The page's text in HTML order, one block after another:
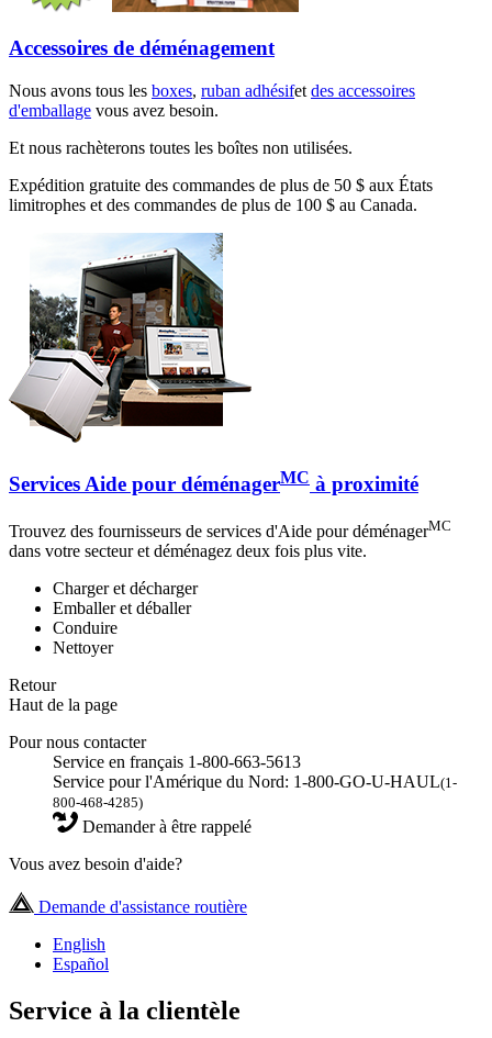
Accessoires de déménagement
Nous avons tous les boxes, ruban adhésifet des accessoires
d'emballage vous avez besoin.
Et nous rachèterons toutes les boîtes non utilisées.
Expédition gratuite des commandes de plus de 50 $ aux États
limitrophes et des commandes de plus de 100 $ au Canada.
Services Aide pour déménagerMC à proximité
Trouvez des fournisseurs de services d'Aide pour déménagerMC
dans votre secteur et déménagez deux fois plus vite.
Charger et décharger
Emballer et déballer
Conduire
Nettoyer
Retour
Haut de la page
Pour nous contacter
Service en français 1-800-663-5613
Service pour l'Amérique du Nord: 1-800-GO-U-HAUL(1-
800-468-4285)
Demander à être rappelé
Vous avez besoin d'aide?
Demande d'assistance routière
English
Español
Service à la clientèle